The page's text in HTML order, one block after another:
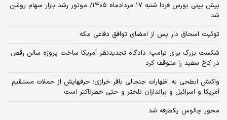
پیش بینی بورس فردا شنبه ۱۷ مردادماه ۱۴۰۵/ موتور رشد بازار سهام روشن
شد
توئیت اسحاق دار پس از امضای توافق دفاعی مکه
شکست بزرگ برای ترامپ؛ دادگاه تجدیدنظر آمریکا ساخت پروژه سالن رقص
در کاخ سفید را متوقف کرد
واکنش ابطحی به اظهارات جنجالی باقر خرازی؛ حرفهایش از حملات مستقیم
آمریکا و اسرائیل و براندازان تلختر و حتی خطرناکتر است
محور چالوس یکطرفه شد